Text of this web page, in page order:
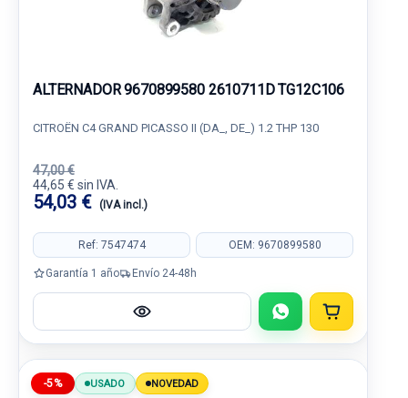
ALTERNADOR 9670899580 2610711D TG12C106
CITROËN C4 GRAND PICASSO II (DA_, DE_) 1.2 THP 130
47,00 €
44,65 € sin IVA.
54,03 € (IVA incl.)
Ref: 7547474 OEM: 9670899580
Garantía 1 año Envío 24-48h
-5% USADO NOVEDAD